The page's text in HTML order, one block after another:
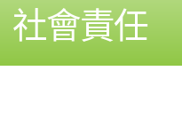
社會責任